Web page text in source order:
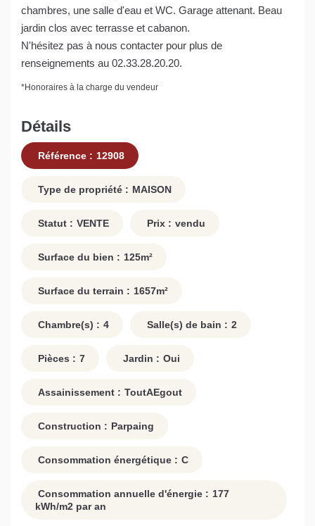
chambres, une salle d'eau et WC. Garage attenant. Beau
jardin clos avec terrasse et cabanon.
N'hésitez pas à nous contacter pour plus de
renseignements au 02.33.28.20.20.
*Honoraires à la charge du vendeur
Détails
Référence : 12908
Type de propriété : MAISON
Statut : VENTE Prix : vendu
Surface du bien : 125m²
Surface du terrain : 1657m²
Chambre(s) : 4 Salle(s) de bain : 2
Pièces : 7 Jardin : Oui
Assainissement : ToutAEgout
Construction : Parpaing
Consommation énergétique : C
Consommation annuelle d'énergie : 177
kWh/m2 par an